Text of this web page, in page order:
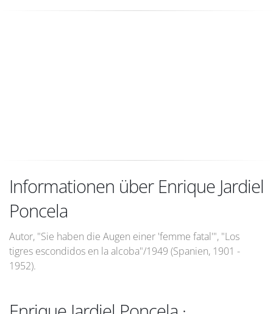
Informationen über Enrique Jardiel
Poncela
Autor, "Sie haben die Augen einer 'femme fatal'", "Los
tigres escondidos en la alcoba"/1949 (Spanien, 1901 -
1952).